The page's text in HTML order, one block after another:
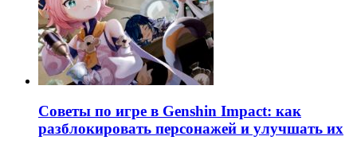
Советы по игре в Genshin Impact: как
разблокировать персонажей и улучшать их